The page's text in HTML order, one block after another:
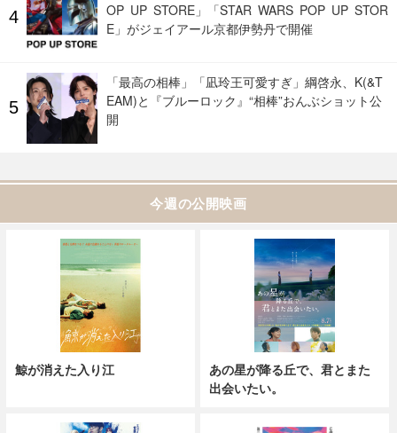
OP UP STORE」「STAR WARS POP UP STOR
E」がジェイアール京都伊勢丹で開催
「最高の相棒」「凪玲王可愛すぎ」綱啓永、K(&T
EAM)と『ブルーロック』“相棒”おんぶショット公
開
今週の公開映画
鯨が消えた入り江
あの星が降る丘で、君とまた
出会いたい。